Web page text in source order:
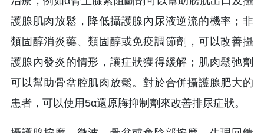
護腺肌肉放鬆，降低攝護腺內尿液逆流的機率；非
類固醇消炎藥、類固醇或免疫調節劑，可以改善攝
護腺內發炎的情形，讓症狀獲得緩解；肌肉鬆弛劑
可以幫助骨盆腔肌肉放鬆。對於合併攝護腺肥大的
患者，可以使用5α還原脢抑制劑來改善排尿症狀。